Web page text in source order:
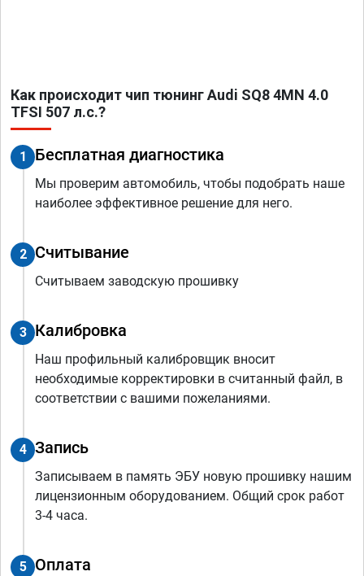
Как происходит чип тюнинг Audi SQ8 4MN 4.0
TFSI 507 л.с.?
1 Бесплатная диагностика
Мы проверим автомобиль, чтобы подобрать наше
наиболее эффективное решение для него.
2 Считывание
Считываем заводскую прошивку
3 Калибровка
Наш профильный калибровщик вносит
необходимые корректировки в считанный файл, в
соответствии с вашими пожеланиями.
4 Запись
Записываем в память ЭБУ новую прошивку нашим
лицензионным оборудованием. Общий срок работ
3-4 часа.
5 Оплата